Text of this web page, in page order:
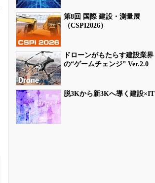
第8回 国際 建設・測量展
（CSPI2026）
ドローンがもたらす建設業界
の“ゲームチェンジ” Ver.2.0
脱3Kから新3Kへ導く建設×IT